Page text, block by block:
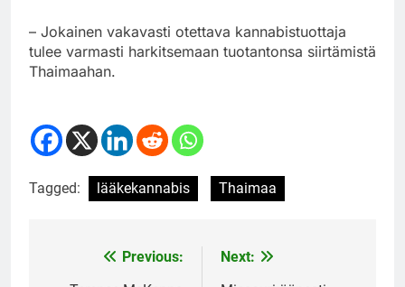
– Jokainen vakavasti otettava kannabistuottaja
tulee varmasti harkitsemaan tuotantonsa siirtämistä
Thaimaahan.
Tagged: lääkekannabis Thaimaa
Previous:
Next: